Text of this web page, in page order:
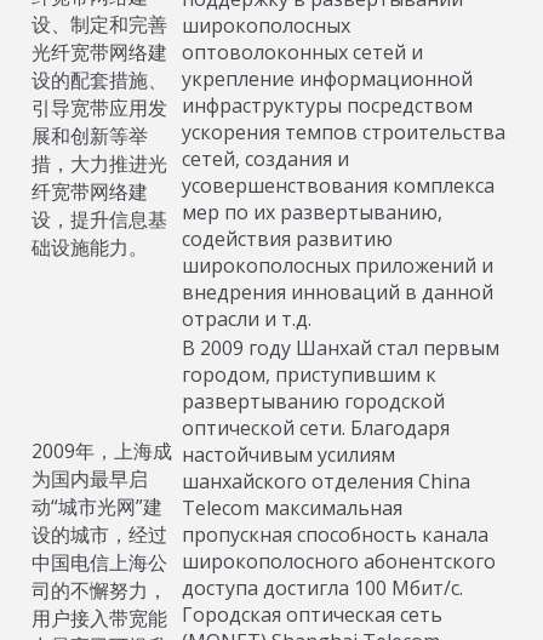
设、制定和完善
光纤宽带网络建
设的配套措施、
引导宽带应用发
展和创新等举
措，大力推进光
纤宽带网络建
设，提升信息基
础设施能力。
широкополосных
оптоволоконных сетей и
укрепление информационной
инфраструктуры посредством
ускорения темпов строительства
сетей, создания и
усовершенствования комплекса
мер по их развертыванию,
содействия развитию
широкополосных приложений и
внедрения инноваций в данной
отрасли и т.д.
2009年，上海成
为国内最早启
动“城市光网”建
设的城市，经过
中国电信上海公
司的不懈努力，
用户接入带宽能
В 2009 году Шанхай стал первым
городом, приступившим к
развертыванию городской
оптической сети. Благодаря
настойчивым усилиям
шанхайского отделения China
Telecom максимальная
пропускная способность канала
широкополосного абонентского
доступа достигла 100 Мбит/с.
Городская оптическая сеть